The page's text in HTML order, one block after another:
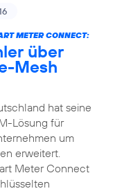
METER CONNECT:
über
Mesh
hat seine
Lösung für
um
erweitert.
Meter Connect